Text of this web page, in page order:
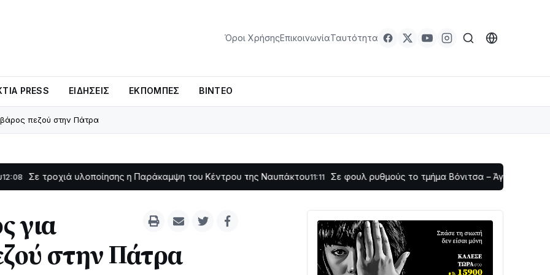
Όροι ΧρήσηςΕπικοινωνίαΤαυτότητα
PRESS ΕΙΔΉΣΕΙΣ ΕΚΠΟΜΠΈΣ ΒΊΝΤΕΟ
πεζού στην Πάτρα
υλοποίησης η Παράκαμψη του Κέντρου της Ναυπάκτου11:11 Σε φουλ ρυθμούς το τμήμα Βόνιτσα – Άγιος Νικόλαος |
για
στην Πάτρα